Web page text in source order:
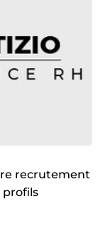
en
de vos
recrutement
profils